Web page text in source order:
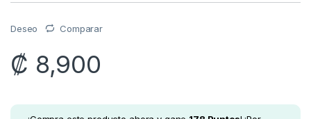
Deseo Comparar
₡ 8,900